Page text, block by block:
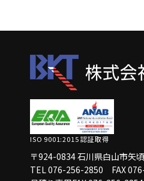
ISO 9001:2015 認証取得
〒924-0834 石川県白山市矢
TEL 076-256-2850
FAX